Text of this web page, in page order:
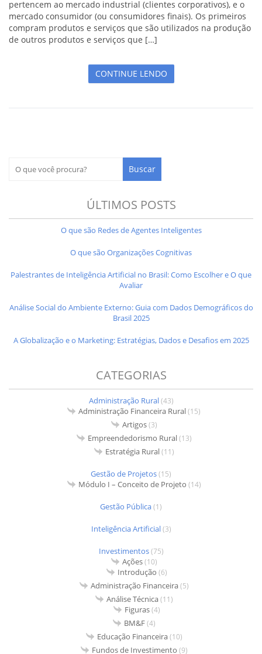
pertencem ao mercado industrial (clientes corporativos), e o
mercado consumidor (ou consumidores finais). Os primeiros
compram produtos e serviços que são utilizados na produção
de outros produtos e serviços que […]
CONTINUE LENDO
ÚLTIMOS POSTS
O que são Redes de Agentes Inteligentes
O que são Organizações Cognitivas
Palestrantes de Inteligência Artificial no Brasil: Como Escolher e O que
Avaliar
Análise Social do Ambiente Externo: Guia com Dados Demográficos do
Brasil 2025
A Globalização e o Marketing: Estratégias, Dados e Desafios em 2025
CATEGORIAS
Administração Rural(43)
Administração Financeira Rural(15)
Artigos(3)
Empreendedorismo Rural(13)
Estratégia Rural(11)
Gestão de Projetos(15)
Módulo I – Conceito de Projeto (14)
Gestão Pública(1)
Inteligência Artificial(3)
Investimentos(75)
Ações(10)
Introdução (6)
Administração Financeira(5)
Análise Técnica(11)
Figuras(4)
BM&F(4)
Educação Financeira(10)
Fundos de Investimento (9)